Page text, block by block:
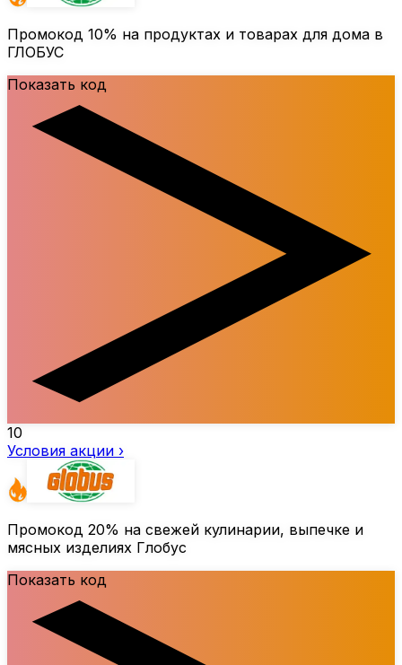
Промокод 10% на продуктах и товарах для дома в
ГЛОБУС
Показать код
10
Условия акции ›
Промокод 20% на свежей кулинарии, выпечке и
мясных изделиях Глобус
Показать код